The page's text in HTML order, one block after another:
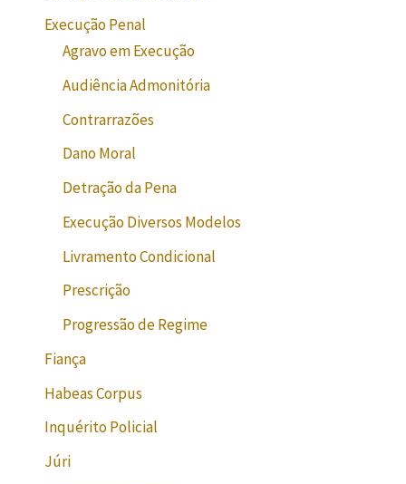
Execução Penal
Agravo em Execução
Audiência Admonitória
Contrarrazões
Dano Moral
Detração da Pena
Execução Diversos Modelos
Livramento Condicional
Prescrição
Progressão de Regime
Fiança
Habeas Corpus
Inquérito Policial
Júri